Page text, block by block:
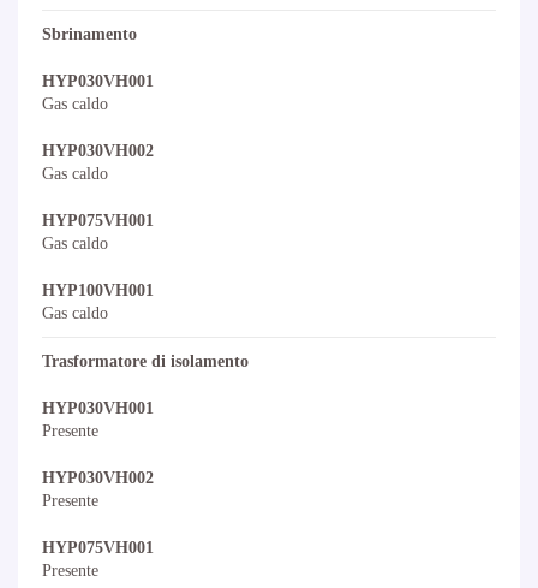
Sbrinamento
HYP030VH001
Gas caldo
HYP030VH002
Gas caldo
HYP075VH001
Gas caldo
HYP100VH001
Gas caldo
Trasformatore di isolamento
HYP030VH001
Presente
HYP030VH002
Presente
HYP075VH001
Presente